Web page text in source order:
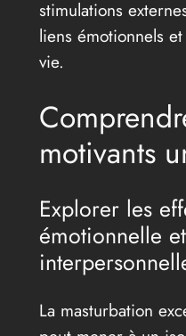
stimulations
liens émotionnels
vie.
motivants
Explorer les
émotionnelle
La masturbation